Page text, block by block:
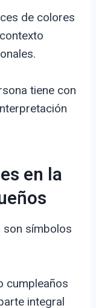
de colores
tiene con
en la
son símbolos
cumpleaños
integral